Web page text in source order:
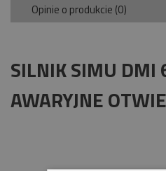
Opinie o produkcie (0)
SILNIK SIMU
AWARYJNE